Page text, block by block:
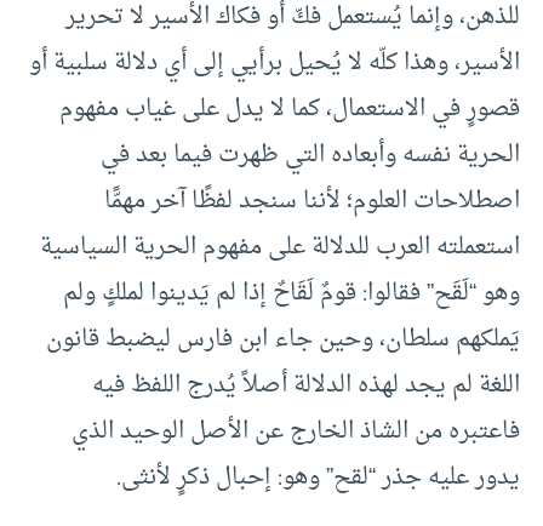
للذهن، وإنما يُستعمل فكّ أو فكاك الأسير لا تحرير
الأسير، وهذا كلّه لا يُحيل برأيي إلى أي دلالة سلبية أو
قصورٍ في الاستعمال، كما لا يدل على غياب مفهوم
الحرية نفسه وأبعاده التي ظهرت فيما بعد في
اصطلاحات العلوم؛ لأننا سنجد لفظًا آخر مهمًّا
استعملته العرب للدلالة على مفهوم الحرية السياسية
وهو “لَقَح” فقالوا: قومٌ لَقَاحٌ إذا لم يَدينوا لملكٍ ولم
يَملكهم سلطان، وحين جاء ابن فارس ليضبط قانون
اللغة لم يجد لهذه الدلالة أصلاً يُدرج اللفظ فيه
فاعتبره من الشاذ الخارج عن الأصل الوحيد الذي
يدور عليه جذر “لقح” وهو: إحبال ذكرٍ لأنثى.